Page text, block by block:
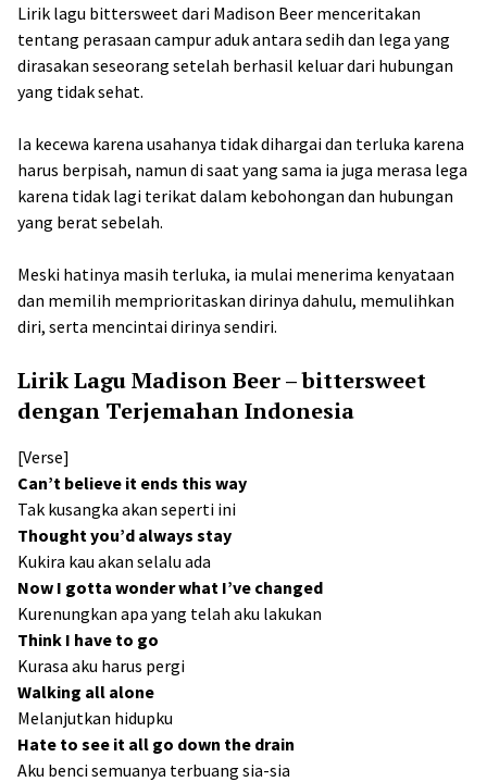
Lirik lagu bittersweet dari Madison Beer menceritakan
tentang perasaan campur aduk antara sedih dan lega yang
dirasakan seseorang setelah berhasil keluar dari hubungan
yang tidak sehat.
Ia kecewa karena usahanya tidak dihargai dan terluka karena
harus berpisah, namun di saat yang sama ia juga merasa lega
karena tidak lagi terikat dalam kebohongan dan hubungan
yang berat sebelah.
Meski hatinya masih terluka, ia mulai menerima kenyataan
dan memilih memprioritaskan dirinya dahulu, memulihkan
diri, serta mencintai dirinya sendiri.
Lirik Lagu Madison Beer – bittersweet
dengan Terjemahan Indonesia
[Verse]
Can’t believe it ends this way
Tak kusangka akan seperti ini
Thought you’d always stay
Kukira kau akan selalu ada
Now I gotta wonder what I’ve changed
Kurenungkan apa yang telah aku lakukan
Think I have to go
Kurasa aku harus pergi
Walking all alone
Melanjutkan hidupku
Hate to see it all go down the drain
Aku benci semuanya terbuang sia-sia